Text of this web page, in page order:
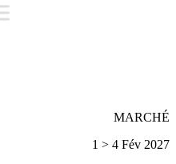
MARCHÉ
1 > 4 Fév 2027